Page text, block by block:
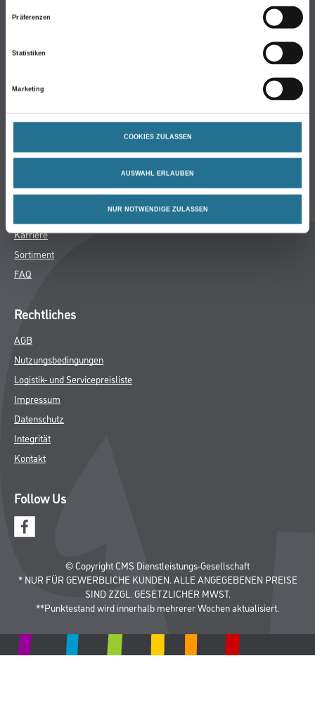
Präferenzen
Statistiken
Marketing
COOKIES ZULASSEN
AUSWAHL ERLAUBEN
NUR NOTWENDIGE ZULASSEN
Werkzeug & Maschinen
Angebote
Über Uns
Aktuelles
Karriere
Sortiment
FAQ
Rechtliches
AGB
Nutzungsbedingungen
Logistik- und Servicepreisliste
Impressum
Datenschutz
Integrität
Kontakt
Follow Us
© Copyright CMS Dienstleistungs-Gesellschaft
* NUR FÜR GEWERBLICHE KUNDEN. ALLE ANGEGEBENEN PREISE
SIND ZZGL. GESETZLICHER MWST.
**Punktestand wird innerhalb mehrerer Wochen aktualisiert.